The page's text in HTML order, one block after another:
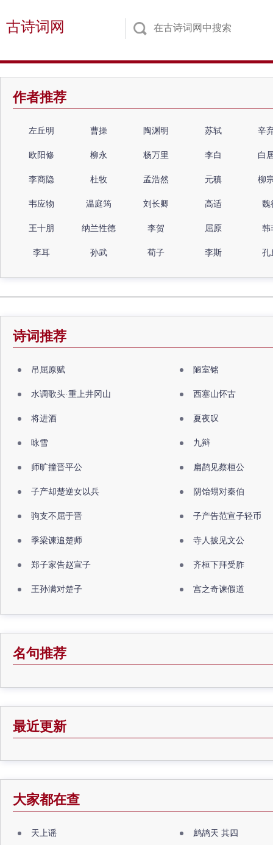
古诗词网
作者推荐
左丘明 曹操 陶渊明 苏轼 辛
欧阳修 柳永 杨万里 李白 白
李商隐 杜牧 孟浩然 元稹 柳
韦应物 温庭筠 刘长卿 高适 魏
王十朋 纳兰性德 李贺 屈原 韩
李耳 孙武 荀子 李斯 孔
诗词推荐
吊屈原赋 陋室铭
水调歌头·重上井冈山 西塞山怀古
将进酒 夏夜叹
咏雪 九辩
师旷撞晋平公 扁鹊见蔡桓公
子产却楚逆女以兵 阴饴甥对秦伯
驹支不屈于晋 子产告范宣子轻币
季梁谏追楚师 寺人披见文公
郑子家告赵宣子 齐桓下拜受胙
王孙满对楚子 宫之奇谏假道
名句推荐
最近更新
大家都在查
天上谣 鹧鸪天 其四